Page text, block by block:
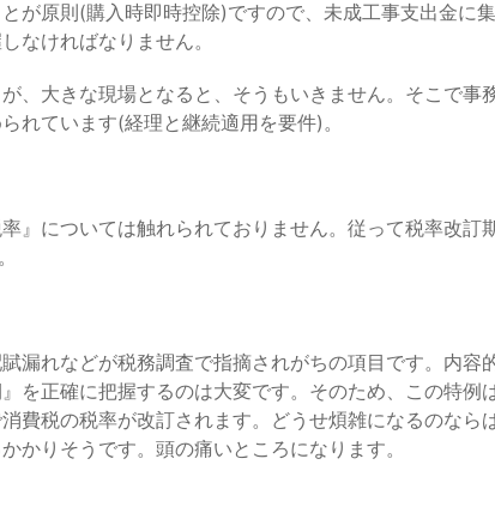
が原則(購入時即時控除)ですので、未成工事支出金に
なければなりません。
、大きな現場となると、そうもいきません。そこで
れています(経理と継続適用を要件)。
』については触れられておりません。従って税率改
漏れなどが税務調査で指摘されがちの項目です。内
を正確に把握するのは大変です。そのため、この特
費税の税率が改訂されます。どうせ煩雑になるのな
かりそうです。頭の痛いところになります。